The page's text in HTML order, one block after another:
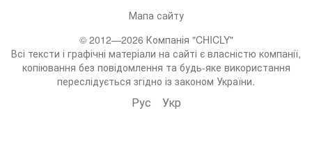
Мапа сайту
© 2012—2026 Компанія "CHICLY"
Всі тексти і графічні матеріали на сайті є власністю компанії,
копіювання без повідомлення та будь-яке використання
переслідується згідно із законом України.
Рус Укр